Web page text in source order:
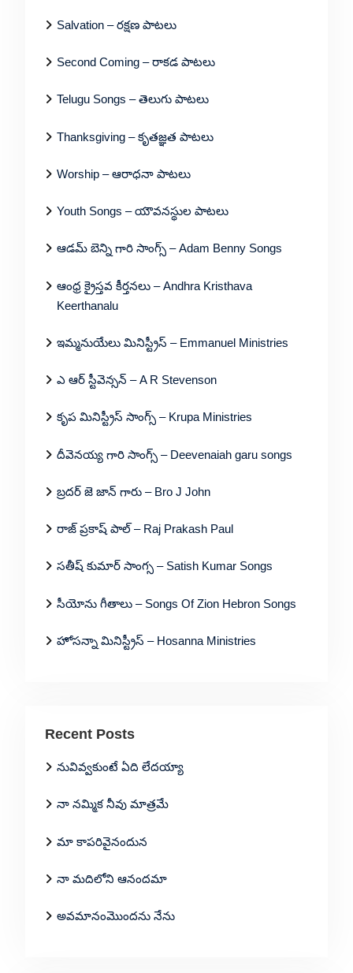
Salvation – రక్షణ పాటలు
Second Coming – రాకడ పాటలు
Telugu Songs – తెలుగు పాటలు
Thanksgiving – కృతజ్ఞత పాటలు
Worship – ఆరాధనా పాటలు
Youth Songs – యౌవనస్థుల పాటలు
ఆడమ్ బెన్ని గారి సాంగ్స్ – Adam Benny Songs
ఆంధ్ర క్రైస్తవ కీర్తనలు – Andhra Kristhava
Keerthanalu
ఇమ్మనుయేలు మినిస్ట్రీస్ – Emmanuel Ministries
ఎ ఆర్ స్టీవెన్సన్ – A R Stevenson
కృప మినిస్ట్రీస్ సాంగ్స్ – Krupa Ministries
దీవెనయ్య గారి సాంగ్స్ – Deevenaiah garu songs
బ్రదర్ జె జాన్ గారు – Bro J John
రాజ్ ప్రకాష్ పాల్ – Raj Prakash Paul
సతీష్ కుమార్ సాంగ్స – Satish Kumar Songs
సీయోను గీతాలు – Songs Of Zion Hebron Songs
హోసన్నా మినిస్ట్రీస్ – Hosanna Ministries
Recent Posts
నువివ్వకుంటే ఏది లేదయ్యా
నా నమ్మిక నీవు మాత్రమే
మా కాపరివైనందున
నా మదిలోని ఆనందమా
అవమానంమొందను నేను